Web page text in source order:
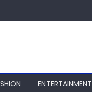
ENTERTAINMENT